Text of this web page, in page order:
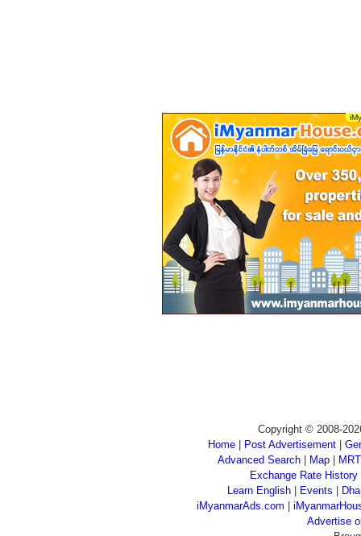
Copyright © 2008-
Home
Post Advertisement
Advanced Search| Map|
Exchange Rate History
Learn English
Events
iMyanmarAds.com
Advertise